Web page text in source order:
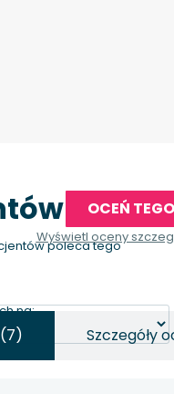
OCEŃ
poleca tego
Wyświetl oceny
na:
Szczegóły